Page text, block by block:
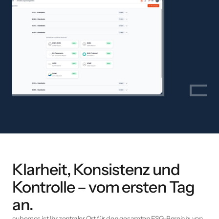
Klarheit, Konsistenz und
Kontrolle – vom ersten Tag
an.